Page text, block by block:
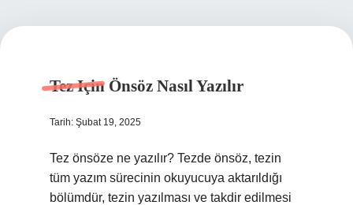
Tez Için Önsöz Nasıl Yazılır
Tarih: Şubat 19, 2025
Tez önsöze ne yazılır? Tezde önsöz, tezin
tüm yazım sürecinin okuyucuya aktarıldığı
bölümdür, tezin yazılması ve takdir edilmesi